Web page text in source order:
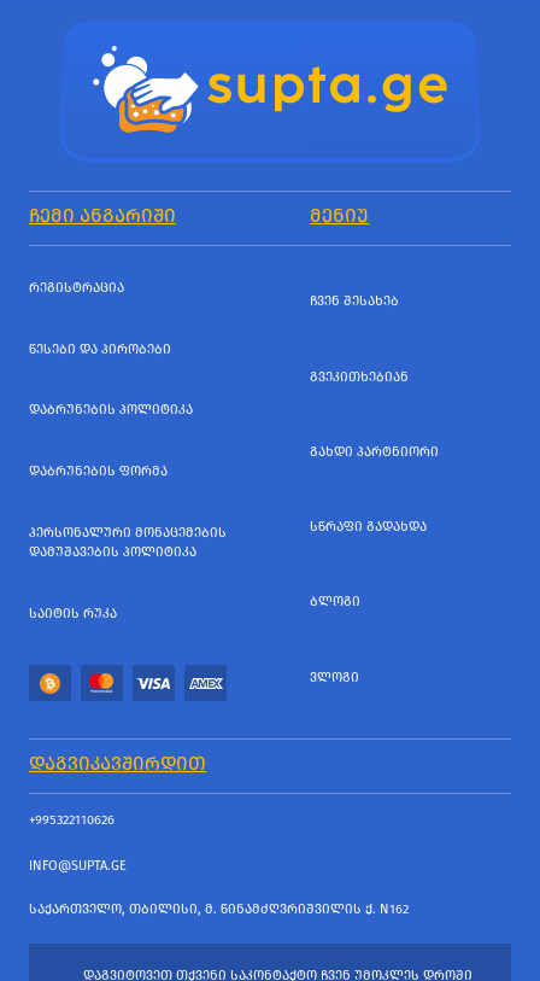
ᲩᲔᲛᲘ ᲐᲜᲒᲐᲠᲘᲨᲘ ᲛᲔᲜᲘᲣ
ᲠᲔᲒᲘᲡᲢᲠᲐᲪᲘᲐ
ᲬᲔᲡᲔᲑᲘ ᲓᲐ ᲞᲘᲠᲝᲑᲔᲑᲘ
ᲓᲐᲑᲠᲣᲜᲔᲑᲘᲡ ᲞᲝᲚᲘᲢᲘᲙᲐ
ᲓᲐᲑᲠᲣᲜᲔᲑᲘᲡ ᲤᲝᲠᲛᲐ
ᲞᲔᲠᲡᲝᲜᲐᲚᲣᲠᲘ ᲛᲝᲜᲐᲪᲔᲛᲔᲑᲘᲡ
ᲓᲐᲛᲣᲨᲐᲕᲔᲑᲘᲡ ᲞᲝᲚᲘᲢᲘᲙᲐ
ᲡᲐᲘᲢᲘᲡ ᲠᲣᲙᲐ
ᲩᲕᲔᲜ ᲨᲔᲡᲐᲮᲔᲑ
ᲒᲕᲔᲙᲘᲗᲮᲔᲑᲘᲐᲜ
ᲒᲐᲮᲓᲘ ᲞᲐᲠᲢᲜᲘᲝᲠᲘ
ᲡᲬᲠᲐᲤᲘ ᲒᲐᲓᲐᲮᲓᲐ
ᲑᲚᲝᲒᲘ
ᲕᲚᲝᲒᲘ
ᲓᲐᲒᲕᲘᲙᲐᲕᲨᲘᲠᲓᲘᲗ
+995322110626
INFO@SUPTA.GE
ᲡᲐᲥᲐᲠᲗᲕᲔᲚᲝ, ᲗᲑᲘᲚᲘᲡᲘ, Მ. ᲬᲘᲜᲐᲛᲫᲦᲕᲠᲘᲨᲕᲘᲚᲘᲡ Ქ. N162
ᲓᲐᲒᲕᲘᲢᲝᲕᲔᲗ ᲗᲥᲕᲔᲜᲘ ᲡᲐᲙᲝᲜᲢᲐᲥᲢᲝ ᲩᲕᲔᲜ ᲣᲛᲝᲙᲚᲔᲡ ᲓᲠᲝᲨᲘ